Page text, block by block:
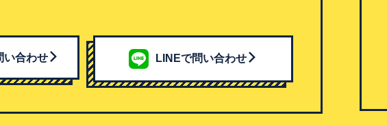
い合わせ LINEで問い合わせ